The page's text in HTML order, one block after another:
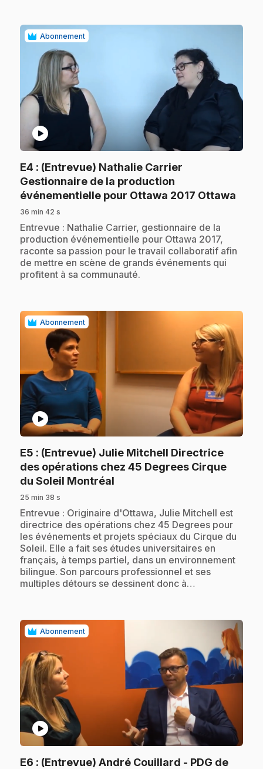
Abonnement
play_circle
E4 : (Entrevue) Nathalie Carrier
Gestionnaire de la production
événementielle pour Ottawa 2017 Ottawa
36 min 42 s
.Entrevue : Nathalie Carrier, gestionnaire de la
production événementielle pour Ottawa 2017,
raconte sa passion pour le travail collaboratif afin
de mettre en scène de grands événements qui
profitent à sa communauté.
Abonnement
play_circle
E5 : (Entrevue) Julie Mitchell Directrice
des opérations chez 45 Degrees Cirque
du Soleil Montréal
25 min 38 s
.Entrevue : Originaire d'Ottawa, Julie Mitchell est
directrice des opérations chez 45 Degrees pour
les événements et projets spéciaux du Cirque du
Soleil. Elle a fait ses études universitaires en
français, à temps partiel, dans un environnement
bilingue. Son parcours professionnel et ses
multiples détours se dessinent donc à…
Abonnement
play_circle
E6 : (Entrevue) André Couillard - PDG de